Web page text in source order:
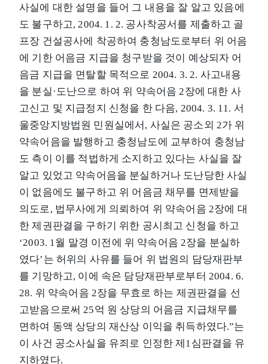
사실에 대한 설명을 들어 그 내용을 잘 알고 있음에
도 불구하고, 2004. 1. 2. 공사착공서를 제출하고 골
프장 건설공사에 착공하여 충청남도로부터 위 어음
에 기한 어음금 지급을 청구받을 것이 예상되자 어
음금 지급을 면탈할 목적으로 2004. 3. 2. 사고내용
을 분실·도난으로 하여 위 약속어음 2장에 대한 사
고신고 및 지급정지 신청을 한 다음, 2004. 3. 11. 서
울중앙지방법원 민원실에서, 사실은 공소외 2가 위
약속어음을 발행하고 충청남도에 교부하여 충청남
도 측이 이를 적법하게 소지하고 있다는 사실을 잘
알고 있었고 약속어음을 분실하거나 도난당한 사실
이 없음에도 불구하고 위 어음금 채무를 면제받을
의도로, 법무사에게 의뢰하여 위 약속어음 2장에 대
한 제권판결을 구하기 위한 공시최고 신청을 하고
‘2003. 1월 말경 이전에 위 약속어음 2장을 분실하
였다’는 허위의 사유를 들어 위 법원의 담당재판부
를 기망하고, 이에 속은 담당재판부로부터 2004. 6.
28. 위 약속어음 2장을 무효로 하는 제권판결을 선
고받음으로써 25억 원 상당의 어음금 지급채무를
면하여 동액 상당의 재산상 이익을 취득하였다.”는
이 사건 공소사실을 유죄로 인정한 제1심판결을 유
지하였다.